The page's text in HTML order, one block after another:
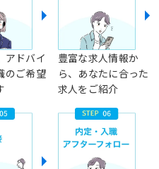
アドバイ
のご希望
豊富な求人情報か
ら、あなたに合った
求人をご紹介